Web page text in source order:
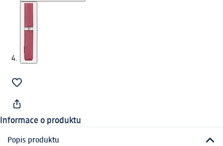
Informace o produktu
Popis produktu